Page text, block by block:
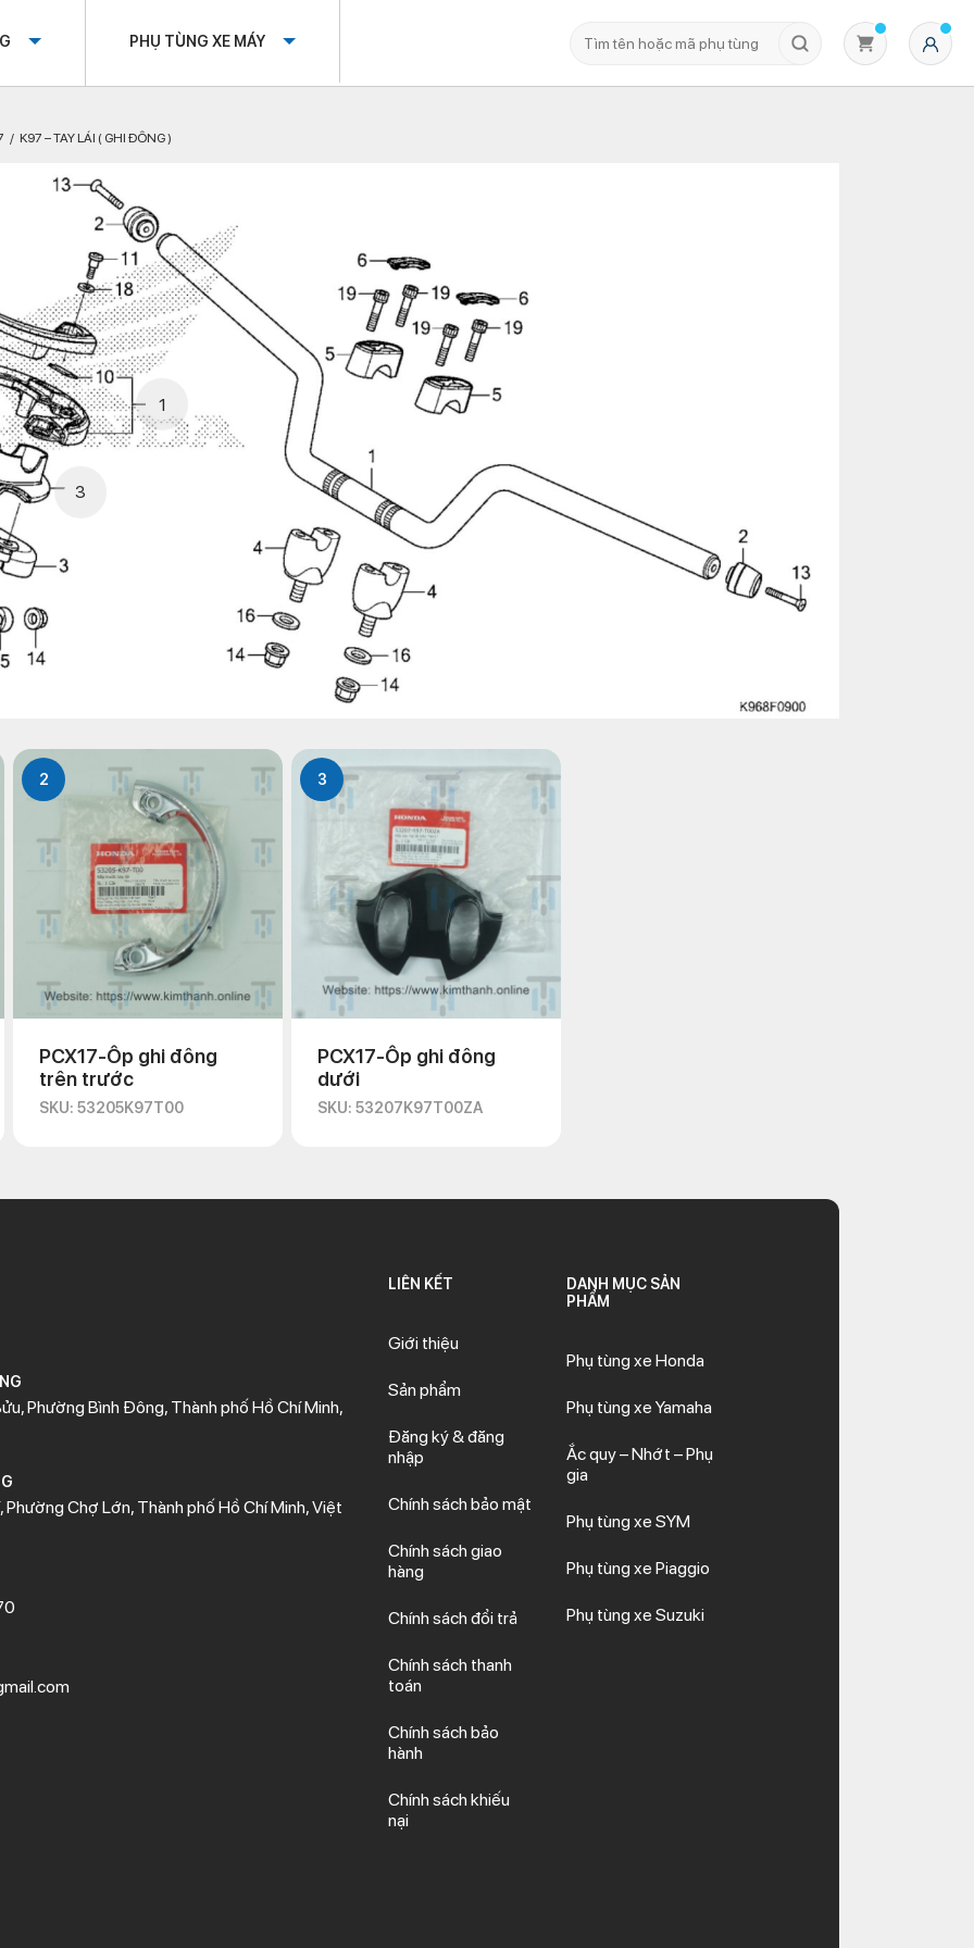
PHỤ TÙNG XE MÁY
K97 – TAY LÁI ( GHI ĐÔNG )
1
3
2
PCX17-Ốp ghi đông
trên trước
SKU: 53205K97T00
3
PCX17-Ốp ghi đông
dưới
SKU: 53207K97T00ZA
Phường Bình Đông, Thành phố Hồ Chí Minh,
Phường Chợ Lớn, Thành phố Hồ Chí Minh, Việt
LIÊN KẾT
Giới thiệu
Sản phẩm
Đăng ký & đăng
nhập
Chính sách bảo mật
Chính sách giao
hàng
Chính sách đổi trả
Chính sách thanh
toán
Chính sách bảo
hành
Chính sách khiếu
nại
DANH MỤC SẢN
PHẨM
Phụ tùng xe Honda
Phụ tùng xe Yamaha
Ắc quy – Nhớt – Phụ
gia
Phụ tùng xe SYM
Phụ tùng xe Piaggio
Phụ tùng xe Suzuki